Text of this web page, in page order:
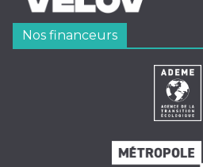
Nos financeurs